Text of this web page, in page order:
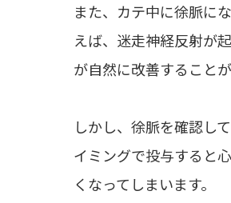
また、カテ中に徐脈に
えば、迷走神経反射が
が自然に改善することが
しかし、徐脈を確認し
イミングで投与すると
くなってしまいます。